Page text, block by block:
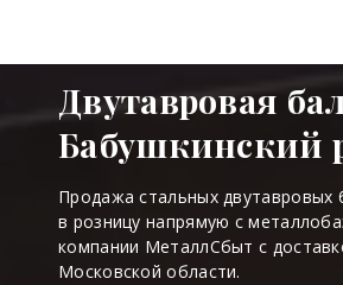
Двутавровая
Бабушкинский
Продажа стальных двутавровых
в розницу напрямую с
компании МеталлСбыт с
Московской области.